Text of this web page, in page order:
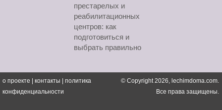
престарелых и
реабилитационных
центров: как
подготовиться и
выбрать правильно
о проекте | контакты | политика
конфиденциальности
© Copyright 2026, lechimdoma.com.
Все права защищены.